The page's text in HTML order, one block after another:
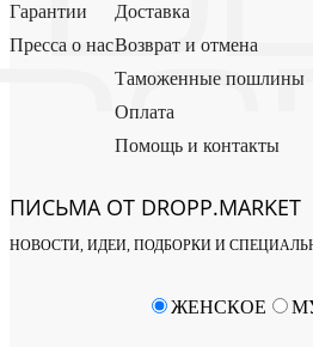
Гарантии
Пресса о нас
Доставка
Возврат и отмена
Таможенные пошлины
Оплата
Помощь и контакты
ПИСЬМА ОТ DROPP.MARKET
НОВОСТИ, ИДЕИ, ПОДБОРКИ И
ЖЕНСКОЕ